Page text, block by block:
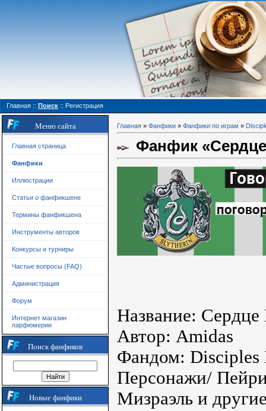
Главная :: Поиск :: Регистрация
Меню сайта
Главная страница
Фанфики
Иллюстрации
Статьи о фанфикшене
Термины фанфикшена
Инструменты авторов
Конкурсы и турниры
Частые вопросы (FAQ)
Администрация
Форум
Интернет магазин
парфюмерии
Поиск фанфиков
Новые фанфики
Главная » Фанфики » Фанфики по играм »
Фанфик
Название: Сердце
Автор: Amidas
Фандом: Disciples
Персонажи/
Мизраэль и